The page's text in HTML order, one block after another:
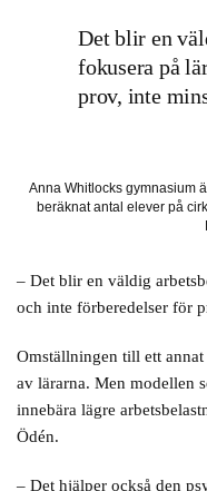
Det blir en
fokusera på
prov, inte
Anna Whitlocks gymnasium
beräknat antal elever på
– Det blir en väldig
och inte förberedelser för
Omställningen till ett
av lärarna. Men modellen
innebära lägre
Ödén.
– Det hjälper också den